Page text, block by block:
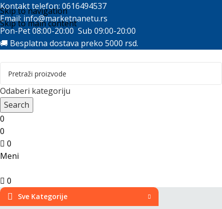
Skip to navigation
Skip to main content
Kontakt telefon: 0616494537
Email: info@marketnanetu.rs
Pon-Pet 08:00-20:00 Sub 09:00-20:00
🚚 Besplatna dostava preko 5000 rsd.
Odaberi kategoriju
Search
0
0
0
Meni
0
Sve Kategorije